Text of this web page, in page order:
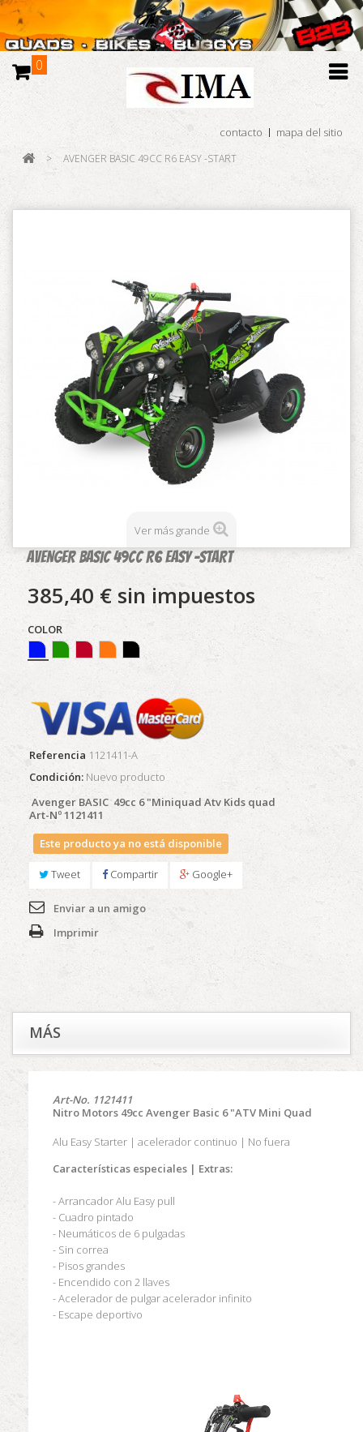
0
contacto mapa del sitio
> AVENGER BASIC 49CC R6 EASY -START
Ver más grande
AVENGER BASIC 49CC R6 EASY -START
385,40 € sin impuestos
COLOR
Referencia 1121411-A
Condición: Nuevo producto
Avenger BASIC 49cc 6 "Miniquad Atv Kids quad
Art-Nº 1121411
Este producto ya no está disponible
Tweet Compartir Google+
Enviar a un amigo
Imprimir
MÁS
Art-No. 1121411
Nitro Motors 49cc Avenger Basic 6 "ATV Mini Quad
Alu Easy Starter | acelerador continuo | No fuera
Características especiales | Extras:
- Arrancador Alu Easy pull
- Cuadro pintado
- Neumáticos de 6 pulgadas
- Sin correa
- Pisos grandes
- Encendido con 2 llaves
- Acelerador de pulgar acelerador infinito
- Escape deportivo